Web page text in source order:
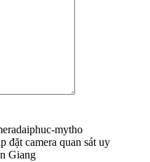
đặt camera quan sát uy
Giang